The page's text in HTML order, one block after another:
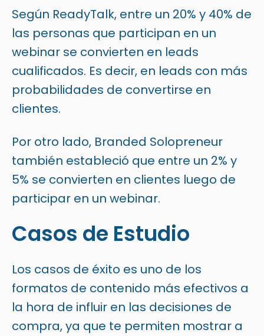
Según ReadyTalk, entre un 20% y 40% de
las personas que participan en un
webinar se convierten en leads
cualificados. Es decir, en leads con más
probabilidades de convertirse en
clientes.
Por otro lado, Branded Solopreneur
también estableció que entre un 2% y
5% se convierten en clientes luego de
participar en un webinar.
Casos de Estudio
Los casos de éxito es uno de los
formatos de contenido más efectivos a
la hora de influir en las decisiones de
compra, ya que te permiten mostrar a